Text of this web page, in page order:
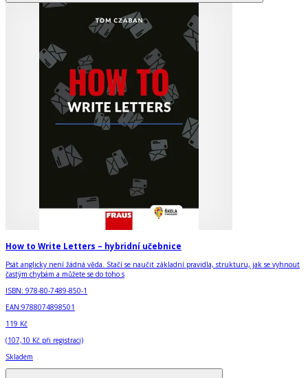
How to Write Letters – hybridní učebnice
Psát anglicky není žádná věda. Stačí se naučit základní pravidla, strukturu, jak se vyhnout
častým chybám a můžete se do toho s
ISBN: 978-80-7489-850-1
EAN:9788074898501
119 Kč
(107,10 Kč při registraci)
Skladem